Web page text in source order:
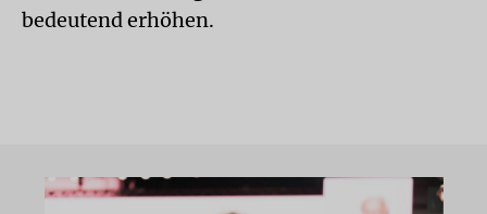
bedeutend erhöhen.